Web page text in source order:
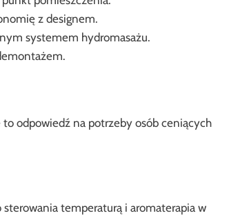
z designem.
systemem hydromasażu.
odpowiedź na potrzeby osób ceniących
temperaturą i aromaterapia w